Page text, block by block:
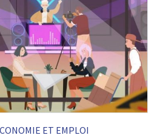
ET EMPLOI